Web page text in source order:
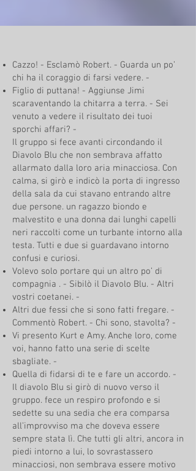
Cazzo! - Esclamò Robert. - Guarda un po’
chi ha il coraggio di farsi vedere. -
Figlio di puttana! - Aggiunse Jimi
scaraventando la chitarra a terra. - Sei
venuto a vedere il risultato dei tuoi
sporchi affari? -
Il gruppo si fece avanti circondando il
Diavolo Blu che non sembrava affatto
allarmato dalla loro aria minacciosa. Con
calma, si girò e indicò la porta di ingresso
della sala da cui stavano entrando altre
due persone. un ragazzo biondo e
malvestito e una donna dai lunghi capelli
neri raccolti come un turbante intorno alla
testa. Tutti e due si guardavano intorno
confusi e curiosi.
Volevo solo portare qui un altro po’ di
compagnia . - Sibilò il Diavolo Blu. - Altri
vostri coetanei. -
Altri due fessi che si sono fatti fregare. -
Commentò Robert. - Chi sono, stavolta? -
Vi presento Kurt e Amy. Anche loro, come
voi, hanno fatto una serie di scelte
sbagliate. -
Quella di fidarsi di te e fare un accordo. -
Il diavolo Blu si girò di nuovo verso il
gruppo. fece un respiro profondo e si
sedette su una sedia che era comparsa
all’improvviso ma che doveva essere
sempre stata lì. Che tutti gli altri, ancora in
piedi intorno a lui, lo sovrastassero
minacciosi, non sembrava essere motivo